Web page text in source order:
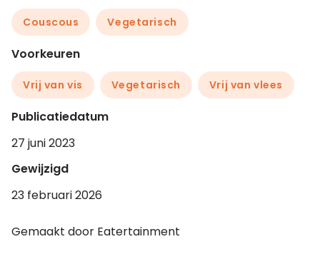
Couscous Vegetarisch
Voorkeuren
Vrij van vis Vegetarisch Vrij van vlees
Publicatiedatum
27 juni 2023
Gewijzigd
23 februari 2026
Gemaakt door Eatertainment